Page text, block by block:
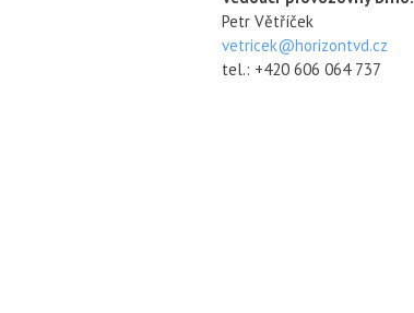
Petr Větříček
vetricek@horizontvd.cz
tel.: +420 606 064 737